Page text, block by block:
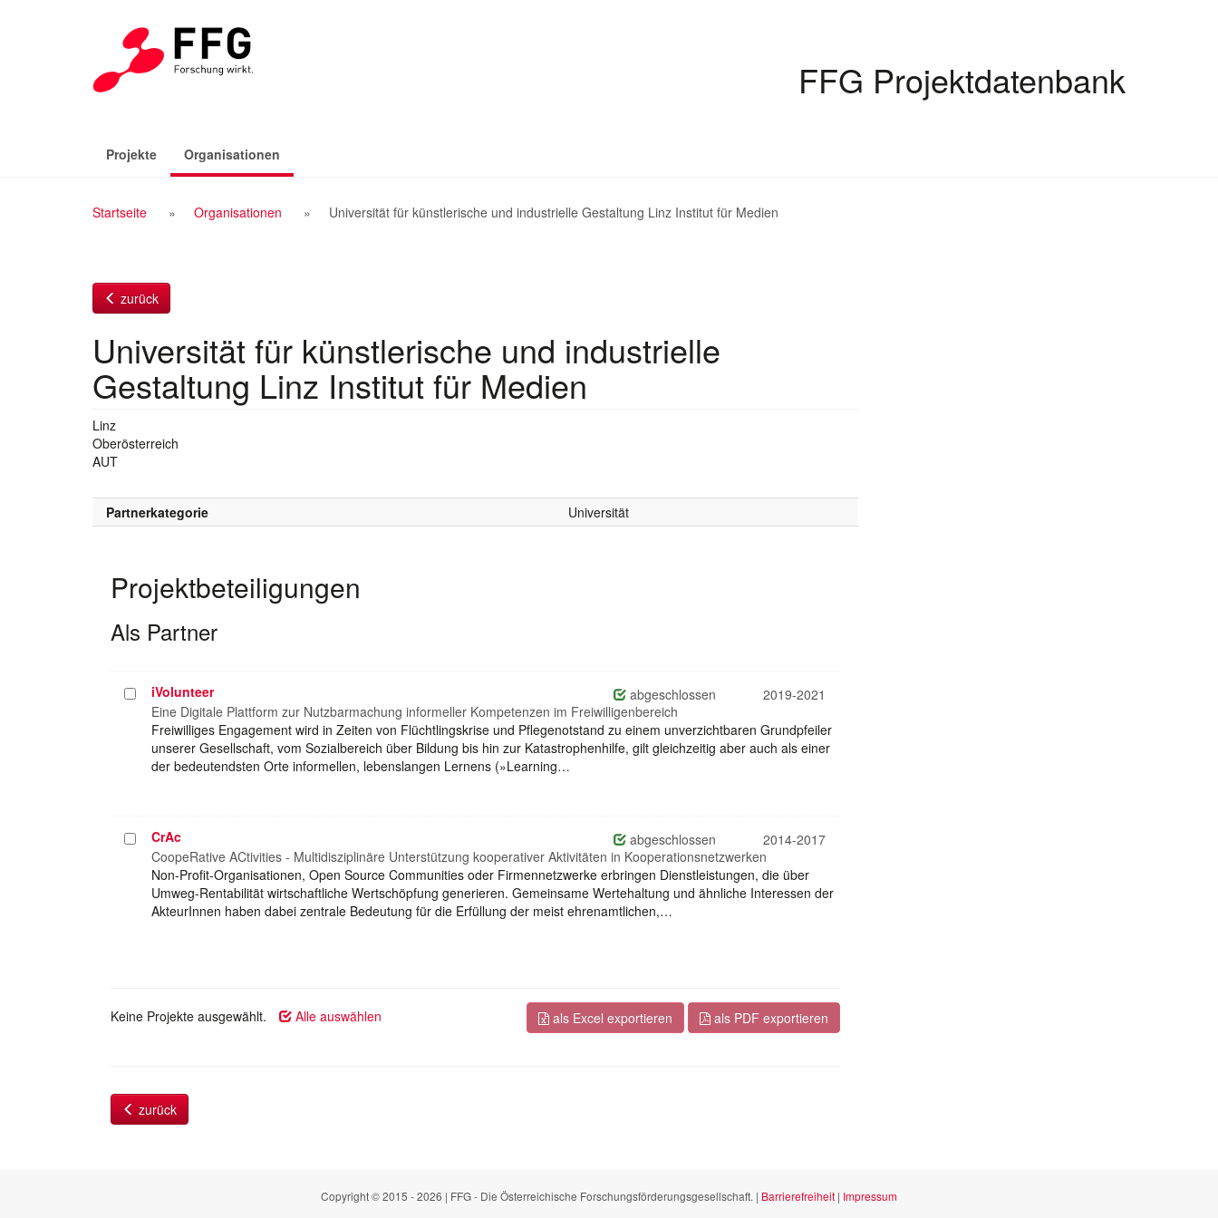
FFG Projektdatenbank
Projekte Organisationen
Breadcrumb
Startseite Organisationen Universität für künstlerische und industrielle Gestaltung Linz Institut für Medien
zurück
Universität für künstlerische und industrielle
Gestaltung Linz Institut für Medien
Linz
Oberösterreich
AUT
Partnerkategorie Universität
Projektbeteiligungen
Als Partner
Projekt
auswählen
iVolunteer abgeschlossen
2019-2021
Eine Digitale Plattform zur Nutzbarmachung informeller Kompetenzen im Freiwilligenbereich
Freiwilliges Engagement wird in Zeiten von Flüchtlingskrise und Pflegenotstand zu einem unverzichtbaren Grundpfeiler
unserer Gesellschaft, vom Sozialbereich über Bildung bis hin zur Katastrophenhilfe, gilt gleichzeitig aber auch als einer
der bedeutendsten Orte informellen, lebenslangen Lernens (»Learning…
Projekt
auswählen
CrAc abgeschlossen
2014-2017
CoopeRative ACtivities - Multidisziplinäre Unterstützung kooperativer Aktivitäten in Kooperationsnetzwerken
Non-Profit-Organisationen, Open Source Communities oder Firmennetzwerke erbringen Dienstleistungen, die über
Umweg-Rentabilität wirtschaftliche Wertschöpfung generieren. Gemeinsame Wertehaltung und ähnliche Interessen der
AkteurInnen haben dabei zentrale Bedeutung für die Erfüllung der meist ehrenamtlichen,…
Keine Projekte ausgewählt. Alle auswählen als Excel exportieren als PDF exportieren
zurück
Copyright © 2015 - 2026 | FFG - Die Österreichische Forschungsförderungsgesellschaft. | Barrierefreiheit | Impressum